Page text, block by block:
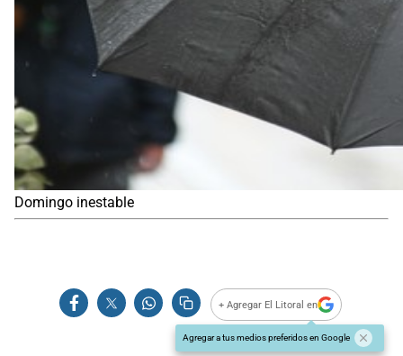
Domingo inestable
+ Agregar El Litoral en
Agregar a tus medios preferidos en Google